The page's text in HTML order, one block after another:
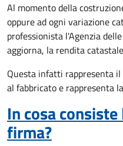
Al momento della
oppure ad ogni variazione
professionista l'Agenzia
aggiorna, la rendita
Questa infatti rappresenta
al fabbricato e rappresenta
In cosa
firma?